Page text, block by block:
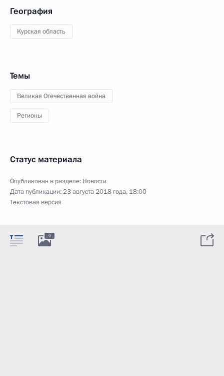
География
Курская область
Темы
Великая Отечественная война
Регионы
Статус материала
Опубликован в разделе: Новости
Дата публикации:23 августа 2018 года, 18:00
Текстовая версия
9